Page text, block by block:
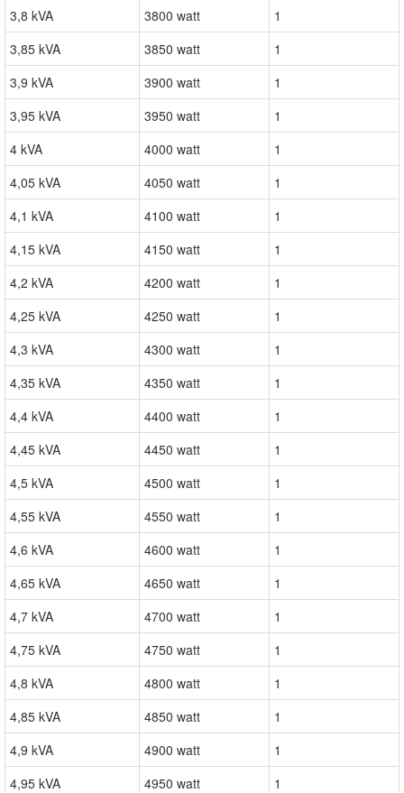
3,8 kVA
3800 watt
1
3,85 kVA
3850 watt
1
3,9 kVA
3900 watt
1
3,95 kVA
3950 watt
1
4 kVA
4000 watt
1
4,05 kVA
4050 watt
1
4,1 kVA
4100 watt
1
4,15 kVA
4150 watt
1
4,2 kVA
4200 watt
1
4,25 kVA
4250 watt
1
4,3 kVA
4300 watt
1
4,35 kVA
4350 watt
1
4,4 kVA
4400 watt
1
4,45 kVA
4450 watt
1
4,5 kVA
4500 watt
1
4,55 kVA
4550 watt
1
4,6 kVA
4600 watt
1
4,65 kVA
4650 watt
1
4,7 kVA
4700 watt
1
4,75 kVA
4750 watt
1
4,8 kVA
4800 watt
1
4,85 kVA
4850 watt
1
4,9 kVA
4900 watt
1
4,95 kVA
4950 watt
1